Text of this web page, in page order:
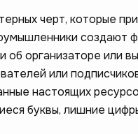
черт, которые
создают
об организаторе или
или
настоящих
буквы, лишние